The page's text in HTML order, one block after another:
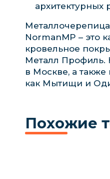
архитектурных
NormanMP – это
кровельное
Металл Профиль.
в Москве, а также
как Мытищи и
Похожие